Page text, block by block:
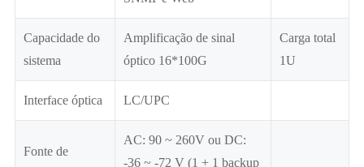
Capacidade do
sistema
Amplificação de sinal
óptico 16*100G
Carga total
1U
Interface óptica LC/UPC
Fonte de
AC: 90 ~ 260V ou DC:
-36 ~ -72 V (1 + 1 backup